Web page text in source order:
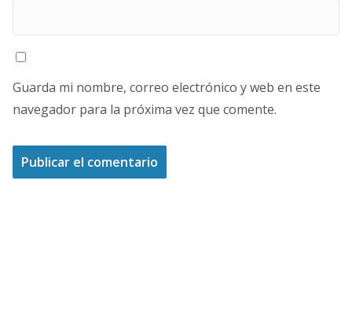
Guarda mi nombre, correo electrónico y web en este
navegador para la próxima vez que comente.